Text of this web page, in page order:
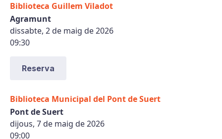
Biblioteca Guillem Viladot
Agramunt
dissabte, 2 de maig de 2026
09:30
Reserva
Biblioteca Municipal del Pont de Suert
Pont de Suert
dijous, 7 de maig de 2026
09:00